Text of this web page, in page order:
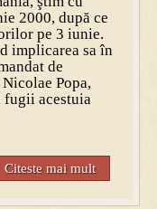
2000, după ce
pe 3 iunie.
implicarea sa în
de
Popa,
fugii acestuia
Citeste mai mult